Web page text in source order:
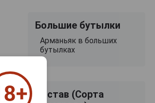
Большие бутылки
Арманьяк в больших
бутылках
Состав (Сорта